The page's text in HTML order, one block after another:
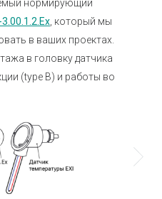
нормирующий
, который мы
в ваших проектах.
в головку датчика
(type B) и работы во